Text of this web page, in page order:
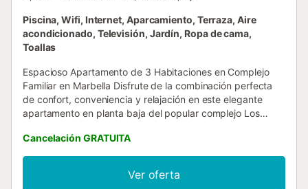
Piscina, Wifi, Internet, Aparcamiento, Terraza, Aire
acondicionado, Televisión, Jardín, Ropa de cama,
Toallas
Espacioso Apartamento de 3 Habitaciones en Complejo
Familiar en Marbella Disfrute de la combinación perfecta
de confort, conveniencia y relajación en este elegante
apartamento en planta baja del popular complejo Los
apartamento ofrece fácil acceso a todo lo que Marbella
tiene para ofrecer. 🛏️ 3 Cómodas Habitaciones 1
habitación King 1 habitación doble 1 habitación doble (2
camas individuales) Amplio espacio para que todos se
Cancelación GRATUITA
Ver oferta